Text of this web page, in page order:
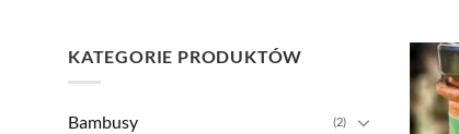
KATEGORIE PRODUKTÓW
Bambusy (2)